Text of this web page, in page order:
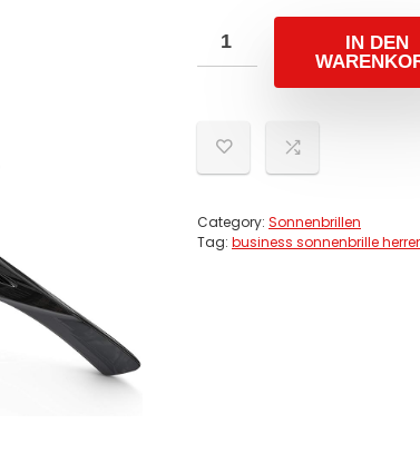
IN DEN
Category: Sonnenbrillen
Tag: business sonnenbrille